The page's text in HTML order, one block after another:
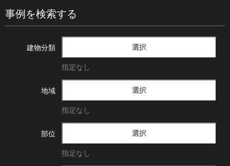
事例を検索する
建物分類 選択
指定なし
地域 選択
指定なし
部位 選択
指定なし